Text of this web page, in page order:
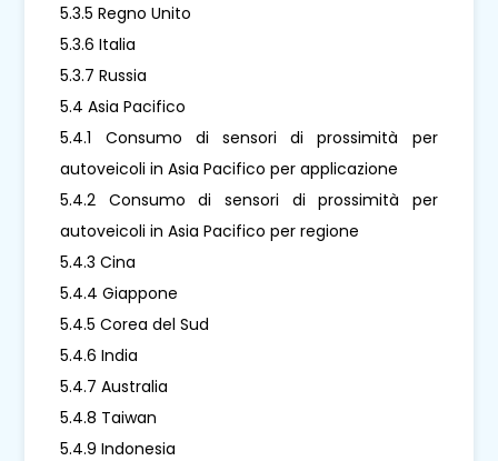
5.3.5 Regno Unito
5.3.6 Italia
5.3.7 Russia
5.4 Asia Pacifico
5.4.1 Consumo di sensori di prossimità per
autoveicoli in Asia Pacifico per applicazione
5.4.2 Consumo di sensori di prossimità per
autoveicoli in Asia Pacifico per regione
5.4.3 Cina
5.4.4 Giappone
5.4.5 Corea del Sud
5.4.6 India
5.4.7 Australia
5.4.8 Taiwan
5.4.9 Indonesia